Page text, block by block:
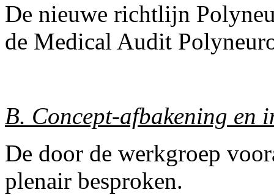
De nieuwe richtlijn
de Medical Audit
B. Concept-afbakening en
De door de werkgroep
plenair besproken.